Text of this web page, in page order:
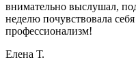
внимательно выслушал,
неделю почувствовала
профессионализм!
Елена Т.